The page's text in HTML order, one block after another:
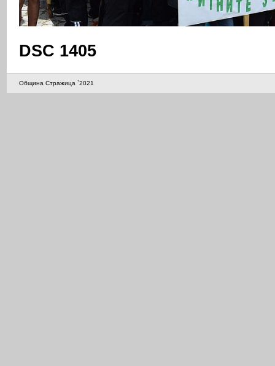
DSC 1405
Община Стражица `2021